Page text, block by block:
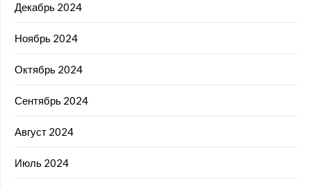
Декабрь 2024
Ноябрь 2024
Октябрь 2024
Сентябрь 2024
Август 2024
Июль 2024